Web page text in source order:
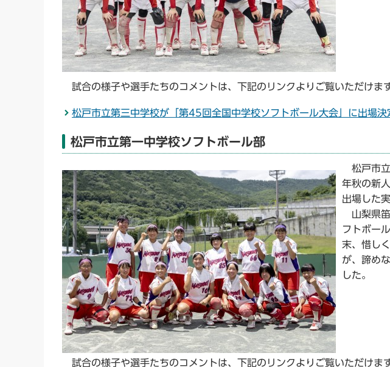
試合の様子や選手たちのコメントは、下記のリンクよりご覧いただけます
松戸市立第三中学校が「第45回全国中学校ソフトボール大会」に出場決
松戸市立第一中学校ソフトボール部
松戸市立
年秋の新
出場した
山梨県笛
フトボー
末、惜し
が、諦め
した。
試合の様子や選手たちのコメントは、下記のリンクよりご覧いただけます